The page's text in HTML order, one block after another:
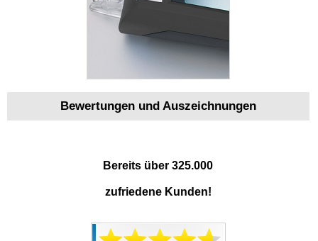
Bewertungen und Auszeichnungen
Bereits über 325.000
zufriedene Kunden!